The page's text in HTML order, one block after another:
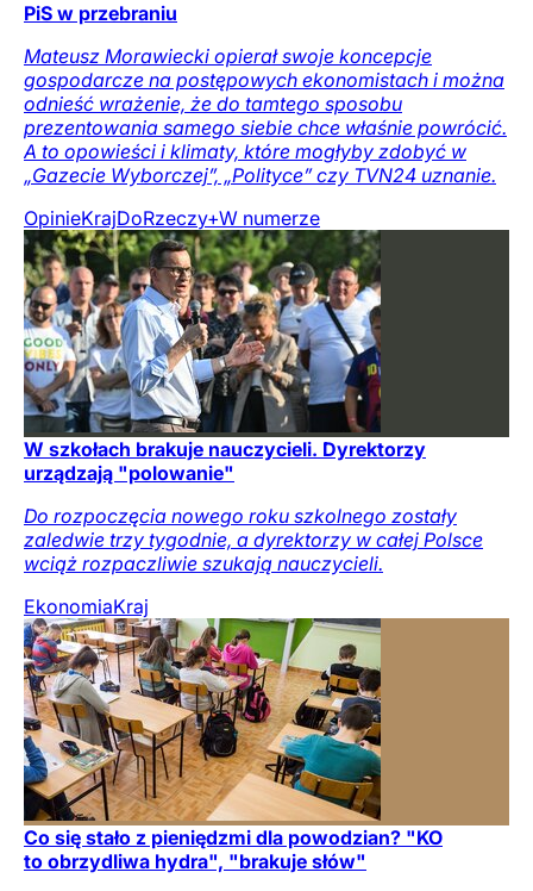
PiS w przebraniu
Mateusz Morawiecki opierał swoje koncepcje
gospodarcze na postępowych ekonomistach i można
odnieść wrażenie, że do tamtego sposobu
prezentowania samego siebie chce właśnie powrócić.
A to opowieści i klimaty, które mogłyby zdobyć w
„Gazecie Wyborczej”, „Polityce” czy TVN24 uznanie.
OpinieKrajDoRzeczy+W numerze
W szkołach brakuje nauczycieli. Dyrektorzy
urządzają "polowanie"
Do rozpoczęcia nowego roku szkolnego zostały
zaledwie trzy tygodnie, a dyrektorzy w całej Polsce
wciąż rozpaczliwie szukają nauczycieli.
EkonomiaKraj
Co się stało z pieniędzmi dla powodzian? "KO
to obrzydliwa hydra", "brakuje słów"